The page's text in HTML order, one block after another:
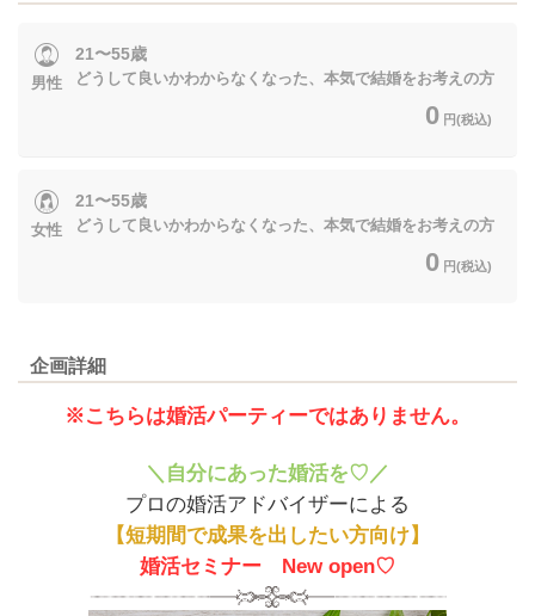
男性
21〜55歳
どうして良いかわからなくなった、本気で結婚をお考えの方
0 円(税込)
女性
21〜55歳
どうして良いかわからなくなった、本気で結婚をお考えの方
0 円(税込)
企画詳細
※こちらは婚活パーティーではありません。
＼自分にあった婚活を♡／
プロの婚活アドバイザーによる
【短期間で成果を出したい方向け】
婚活セミナー New open♡